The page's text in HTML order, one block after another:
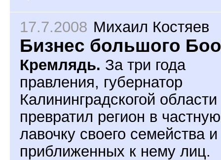
17.7.2008 Михаил Костяев
Бизнес большого
Кремлядь. За три года
правления, губернатор
Калининградскогой области
превратил регион в частную
лавочку своего семейства и
приближенных к нему лиц.